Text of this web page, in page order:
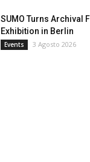
SUMO Turns Archival
Exhibition in Berlin
Events 3 Agosto 2026